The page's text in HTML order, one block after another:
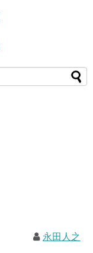
永田人之